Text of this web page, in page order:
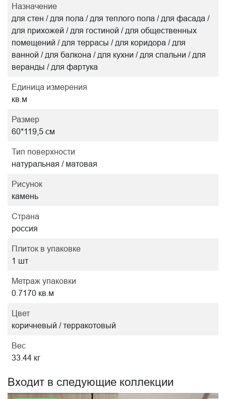
Назначение
для стен / для пола / для теплого пола / для фасада /
для прихожей / для гостиной / для общественных
помещений / для террасы / для коридора / для
ванной / для балкона / для кухни / для спальни / для
веранды / для фартука
Единица измерения
кв.м
Размер
60*119,5 см
Тип поверхности
натуральная / матовая
Рисунок
камень
Страна
россия
Плиток в упаковке
1 шт
Метраж упаковки
0.7170 кв.м
Цвет
коричневый / терракотовый
Вес
33.44 кг
Входит в следующие коллекции